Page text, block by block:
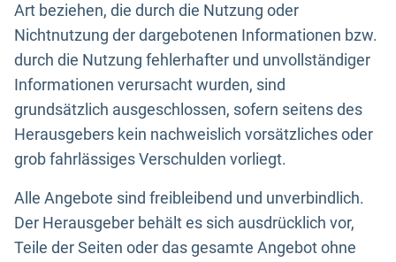
Art beziehen, die durch die Nutzung oder
Nichtnutzung der dargebotenen Informationen bzw.
durch die Nutzung fehlerhafter und unvollständiger
Informationen verursacht wurden, sind
grundsätzlich ausgeschlossen, sofern seitens des
Herausgebers kein nachweislich vorsätzliches oder
grob fahrlässiges Verschulden vorliegt.
Alle Angebote sind freibleibend und unverbindlich.
Der Herausgeber behält es sich ausdrücklich vor,
Teile der Seiten oder das gesamte Angebot ohne